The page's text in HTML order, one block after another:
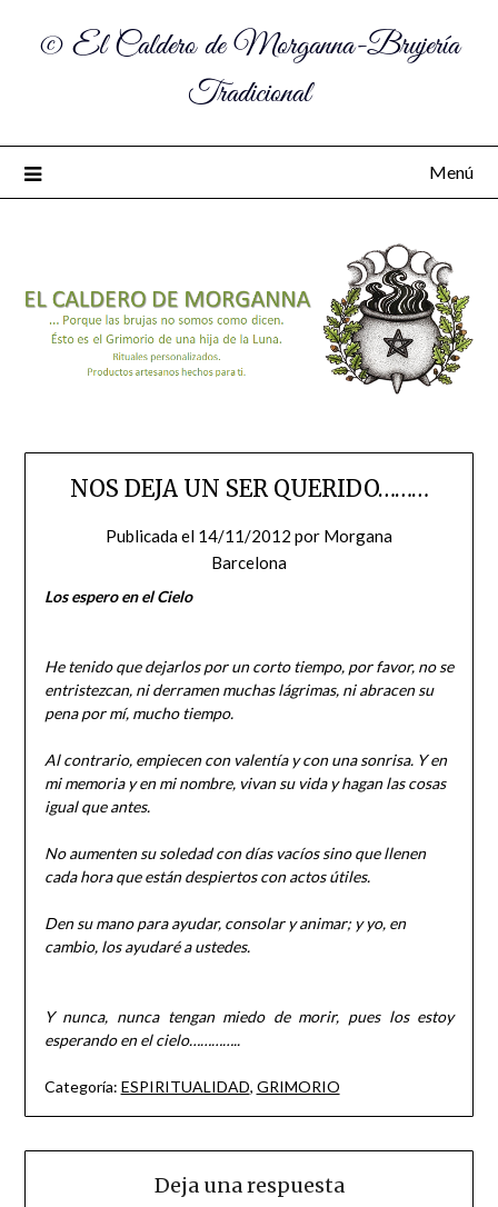
© El Caldero de Morganna-Brujería
Tradicional
Menú
NOS DEJA UN SER QUERIDO………
Publicada el 14/11/2012 por Morgana
Barcelona
Los espero en el Cielo
He tenido que dejarlos por un corto tiempo, por favor, no se
entristezcan, ni derramen muchas lágrimas, ni abracen su
pena por mí, mucho tiempo.
Al contrario, empiecen con valentía y con una sonrisa. Y en
mi memoria y en mi nombre, vivan su vida y hagan las cosas
igual que antes.
No aumenten su soledad con días vacíos sino que llenen
cada hora que están despiertos con actos útiles.
Den su mano para ayudar, consolar y animar; y yo, en
cambio, los ayudaré a ustedes.
Y nunca, nunca tengan miedo de morir, pues los estoy
esperando en el cielo…………..
Categoría: ESPIRITUALIDAD, GRIMORIO
Deja una respuesta